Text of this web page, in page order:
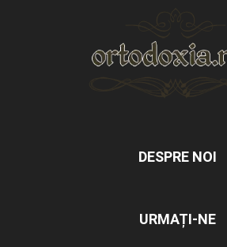
DESPRE NOI
URMAȚI-NE